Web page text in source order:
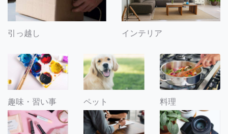
引っ越し インテリア
趣味・習い事 ペット 料理